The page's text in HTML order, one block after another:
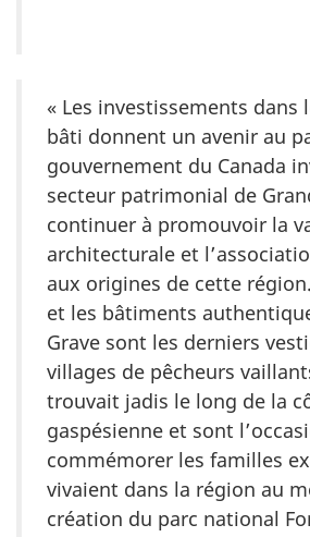
« Les investissements dans
bâti donnent un avenir au
gouvernement du Canada
secteur patrimonial de
continuer à promouvoir la
architecturale et
aux origines de cette
et les bâtiments
Grave sont les derniers
villages de pêcheurs
trouvait jadis le long de la
gaspésienne et sont
commémorer les familles
vivaient dans la région au
création du parc national